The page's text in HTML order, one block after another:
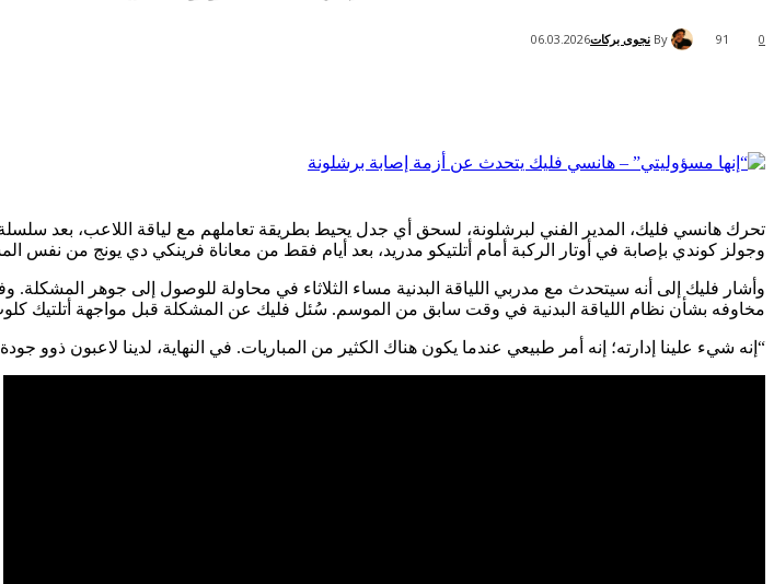
By نجوى بركات06.03.2026 0
91
تحرك هانسي فليك، المدير الفني لبرشلونة، لسحق أي جدل يحيط بطريقة تعاملهم مع لياقة اللاعب، بعد سلسلة
وجولز كوندي بإصابة في أوتار الركبة أمام أتلتيكو مدريد، بعد أيام فقط من معاناة فرينكي دي يونج من نفس
وأشار فليك إلى أنه سيتحدث مع مدربي اللياقة البدنية مساء الثلاثاء في محاولة للوصول إلى جوهر المشكلة.
مخاوفه بشأن نظام اللياقة البدنية في وقت سابق من الموسم. سُئل فليك عن المشكلة قبل مواجهة أتلتيك
“إنه شيء علينا إدارته؛ إنه أمر طبيعي عندما يكون هناك الكثير من المباريات. في النهاية، لدينا لاعبون